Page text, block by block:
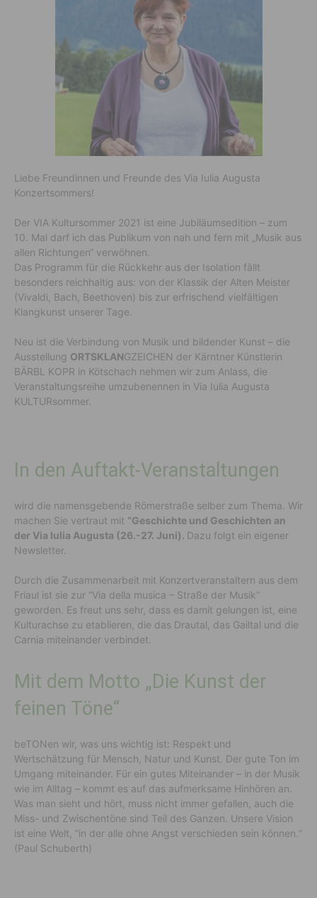
Liebe Freundinnen und Freunde des Via Iulia Augusta
Konzertsommers!
Der VIA Kultursommer 2021 ist eine Jubiläumsedition – zum
10. Mal darf ich das Publikum von nah und fern mit „Musik aus
allen Richtungen“ verwöhnen.
Das Programm für die Rückkehr aus der Isolation fällt
besonders reichhaltig aus: von der Klassik der Alten Meister
(Vivaldi, Bach, Beethoven) bis zur erfrischend vielfältigen
Klangkunst unserer Tage.
Neu ist die Verbindung von Musik und bildender Kunst – die
Ausstellung ORTSKLANGZEICHEN der Kärntner Künstlerin
BÄRBL KOPR in Kötschach nehmen wir zum Anlass, die
Veranstaltungsreihe umzubenennen in Via Iulia Augusta
KULTURsommer.
In den Auftakt-Veranstaltungen
wird die namensgebende Römerstraße selber zum Thema. Wir
machen Sie vertraut mit “Geschichte und Geschichten an
der Via Iulia Augusta (26.-27. Juni). Dazu folgt ein eigener
Newsletter.
Durch die Zusammenarbeit mit Konzertveranstaltern aus dem
Friaul ist sie zur “Via della musica – Straße der Musik”
geworden. Es freut uns sehr, dass es damit gelungen ist, eine
Kulturachse zu etablieren, die das Drautal, das Gailtal und die
Carnia miteinander verbindet.
Mit dem Motto „Die Kunst der
feinen Töne“
beTONen wir, was uns wichtig ist: Respekt und
Wertschätzung für Mensch, Natur und Kunst. Der gute Ton im
Umgang miteinander. Für ein gutes Miteinander – in der Musik
wie im Alltag – kommt es auf das aufmerksame Hinhören an.
Was man sieht und hört, muss nicht immer gefallen, auch die
Miss- und Zwischentöne sind Teil des Ganzen. Unsere Vision
ist eine Welt, “in der alle ohne Angst verschieden sein können.“
(Paul Schuberth)